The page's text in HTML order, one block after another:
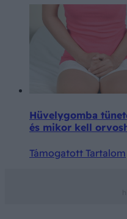
Hüvelygomba
és mikor kell
Támogatott Tartalom